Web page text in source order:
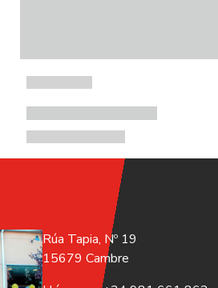
Rúa Tapia, Nº 19
15679 Cambre